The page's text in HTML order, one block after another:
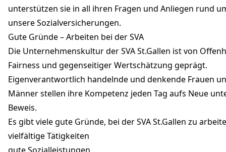
marcel.etter@svasg.ch
svasg.ch
unterstützen sie in all ihren Fragen und Anliegen rund
unsere Sozial­versicherungen.
Gute Gründe – Arbeiten bei der SVA
Die Unternehmenskultur der SVA St.Gallen ist von
Fairness und gegenseitiger Wert­schätzung geprägt.
Eigen­verantwortlich handelnde und denkende Frauen
Männer stellen ihre Kompetenz jeden Tag aufs Neue
Beweis.
Es gibt viele gute Gründe, bei der SVA St.Gallen zu
vielfältige Tätigkeiten